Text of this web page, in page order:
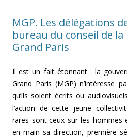
MGP. Les délégations
bureau du conseil de
Grand Paris
Il est un fait étonnant : la
Grand Paris (MGP) n’intéresse
qu’ils soient écrits ou
l’action de cette jeune
rares sont ceux sur les
en main sa direction, première